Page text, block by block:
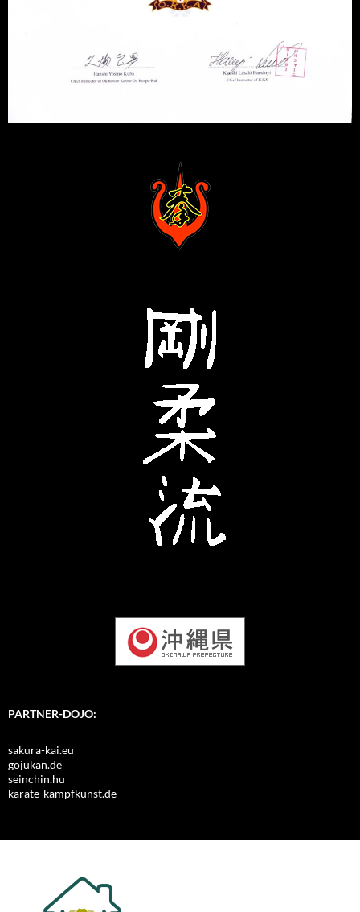
PARTNER-DOJO:
sakura-kai.eu
gojukan.de
seinchin.hu
karate-kampfkunst.de